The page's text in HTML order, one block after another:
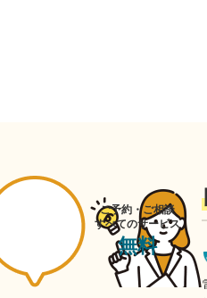
ご予約・ご相談
すべてのサービス
無料